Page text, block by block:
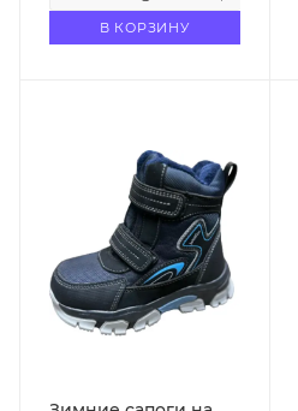
В КОРЗИНУ